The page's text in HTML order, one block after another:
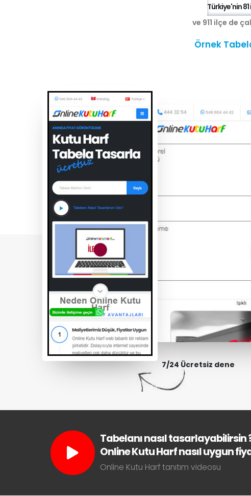
Türkiye'nin
ve 911 ilçe de
Örnek
7/24 Ücretsiz dene
Tabelanı nasıl tasarlayabilirsin
Online Kutu Harf nasıl uygun
Online Kutu Harf tanıtım videosu